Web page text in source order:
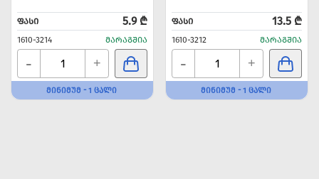
ᲤᲐᲡᲘ 5.9 ₾
1610-3214 ᲛᲐᲠᲐᲒᲨᲘᲐ
- +
ᲛᲘᲜᲘᲛᲣᲛ - 1 ᲪᲐᲚᲘ
ᲤᲐᲡᲘ 13.5 ₾
1610-3212 ᲛᲐᲠᲐᲒᲨᲘᲐ
- +
ᲛᲘᲜᲘᲛᲣᲛ - 1 ᲪᲐᲚᲘ